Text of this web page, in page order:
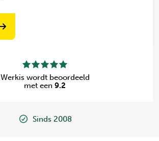
Werkis wordt beoordeeld
met een 9.2
Sinds 2008